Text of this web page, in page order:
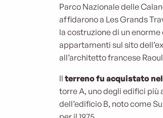
Parco Nazionale delle
affidarono a Les Grands
la costruzione di un
appartamenti sul sito
all’architetto francese
Il terreno fu acquistato nel
torre A, uno degli edifici più
dell’edificio B, noto come